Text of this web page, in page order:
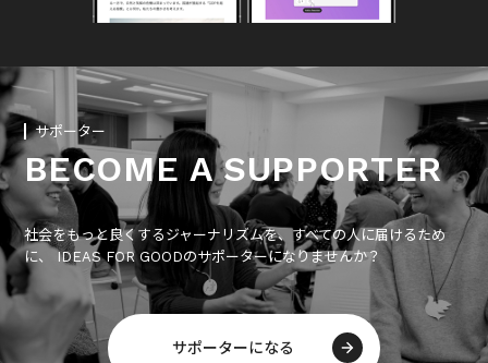
サポーター
BECOME A SUPPORTER
社会をもっと良くするジャーナリズムを、すべての人に届けるため
に、 IDEAS FOR GOODのサポーターになりませんか？
サポーターになる